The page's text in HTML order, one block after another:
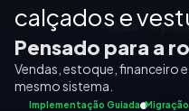
calçados e
Pensado para a
Vendas, estoque, financeiro
mesmo sistema.
Implementação Guiada